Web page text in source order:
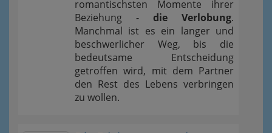
romantischsten Momente ihrer
Beziehung - die Verlobung.
Manchmal ist es ein langer und
beschwerlicher Weg, bis die
bedeutsame Entscheidung
getroffen wird, mit dem Partner
den Rest des Lebens verbringen
zu wollen.